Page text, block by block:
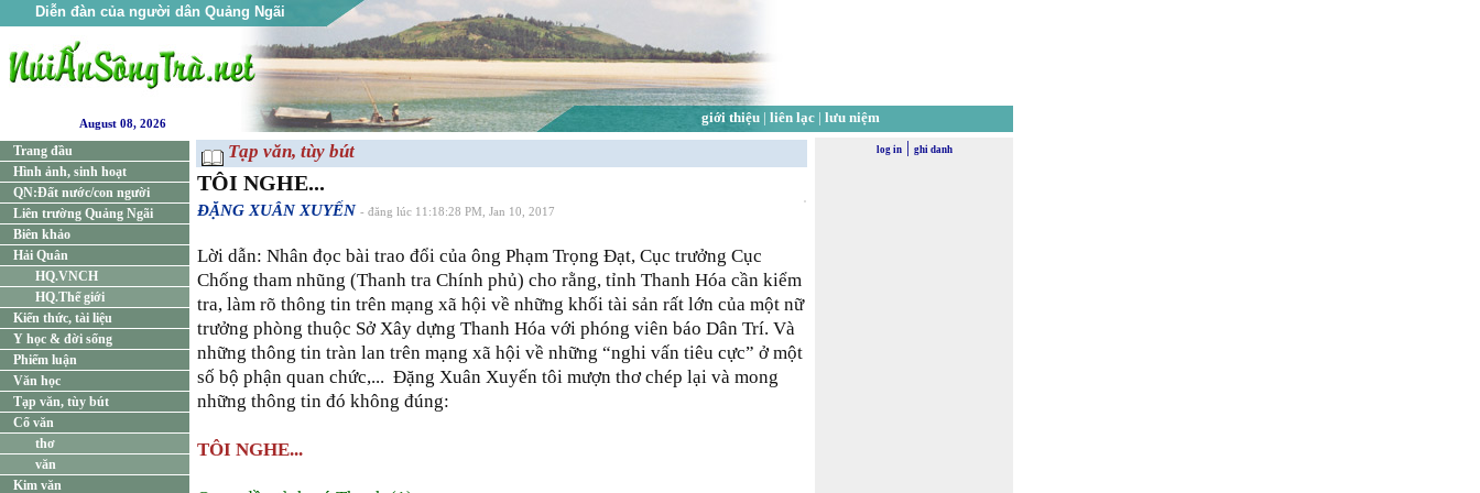
Diễn đàn của người dân Quảng Ngãi
giới thiệu| liên lạc| lưu niệm
August 08, 2026
Trang đầu
Hình ảnh, sinh hoạt
QN:Đất nước/con người
Liên trường Quảng Ngãi
Biên khảo
Hải Quân
HQ.VNCH
HQ.Thế giới
Kiến thức, tài liệu
Y học & đời sống
Phiếm luận
Văn học
Tạp văn, tùy bút
Cổ văn
thơ
văn
Kim văn
Tạp văn, tùy bút
TÔI NGHE...
ĐẶNG XUÂN XUYẾN - đăng lúc 11:18:28 PM, Jan 10, 2017
Lời dẫn: Nhân đọc bài trao đổi của ông Phạm Trọng Đạt, Cục trưởng Cục
Chống tham nhũng (Thanh tra Chính phủ) cho rằng, tỉnh Thanh Hóa cần kiểm
tra, làm rõ thông tin trên mạng xã hội về những khối tài sản rất lớn của một nữ
trưởng phòng thuộc Sở Xây dựng Thanh Hóa với phóng viên báo Dân Trí. Và
những thông tin tràn lan trên mạng xã hội về những “nghi vấn tiêu cực” ở một
số bộ phận quan chức,... Đặng Xuân Xuyến tôi mượn thơ chép lại và mong
những thông tin đó không đúng:
TÔI NGHE...
log in| ghi danh